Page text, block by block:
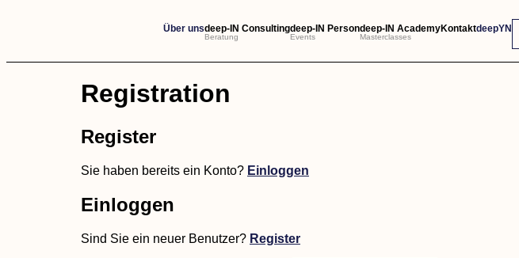
Über unsdeep-IN Consulting
Beratung
deep-IN Person
Events
deep-IN Academy
Masterclasses
KontaktdeepYN
Registration
Register
Sie haben bereits ein Konto? Einloggen
Einloggen
Sind Sie ein neuer Benutzer? Register